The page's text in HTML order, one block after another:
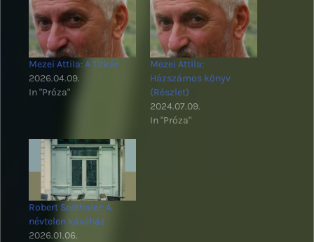
Mezei Attila: A Titkár
2026.04.09.
In "Próza"
Mezei Attila:
Házszámos könyv
(Részlet)
2024.07.09.
In "Próza"
Robert Seethaler: A
névtelen kávéház
2026.01.06.